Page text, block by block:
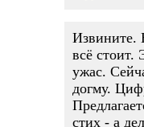
Извините.
всё
ужас.
догму.
стих - а